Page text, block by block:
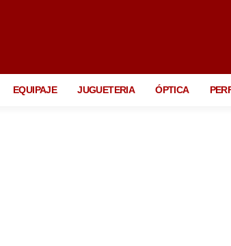
EQUIPAJE JUGUETERIA ÓPTICA